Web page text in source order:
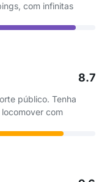
com infinitas
8.7
público. Tenha
com